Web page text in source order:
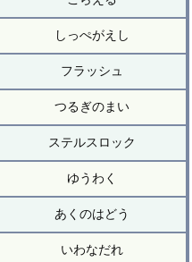
しっぺがえし
フラッシュ
つるぎのまい
ステルスロック
ゆうわく
あくのはどう
いわなだれ